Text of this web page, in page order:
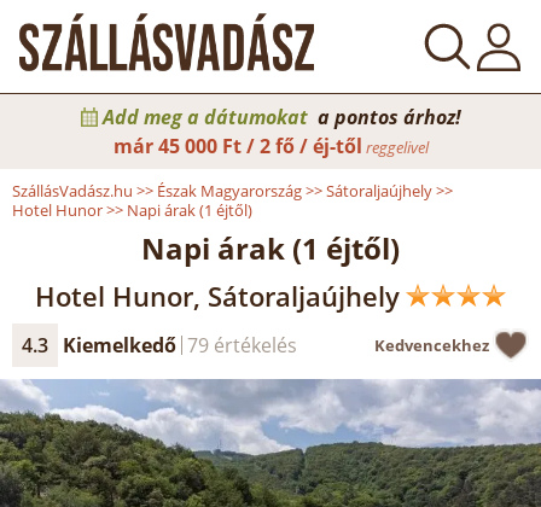
Add meg a dátumokat a pontos árhoz!
már45 000 Ft / 2 fő / éj-től reggelivel
SzállásVadász.hu >> Észak Magyarország>>Sátoraljaújhely>>
Hotel Hunor>> Napi árak (1 éjtől)
Napi árak (1 éjtől)
Hotel Hunor, Sátoraljaújhely
4.3 Kiemelkedő 79 értékelés Kedvencekhez